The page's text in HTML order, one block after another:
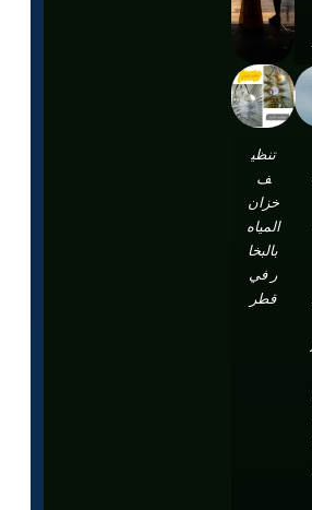
تنظي
ف
خزان
المياه
بالبخا
ر في
قطر